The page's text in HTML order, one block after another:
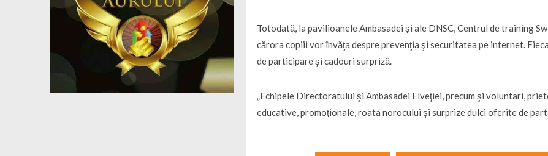
Totodată, la pavilioanele Ambasadei şi ale DNSC, Centrul de training
cărora copiii vor învăţa despre prevenţia şi securitatea pe internet.
de participare şi cadouri surpriză.
„Echipele Directoratului şi Ambasadei Elveţiei, precum şi voluntari,
educative, promoţionale, roata norocului şi surprize dulci oferite de